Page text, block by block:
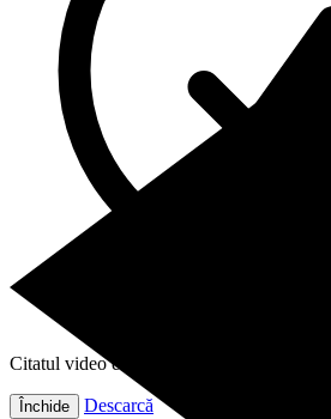
Citatul video este gata!
Închide Descarcă